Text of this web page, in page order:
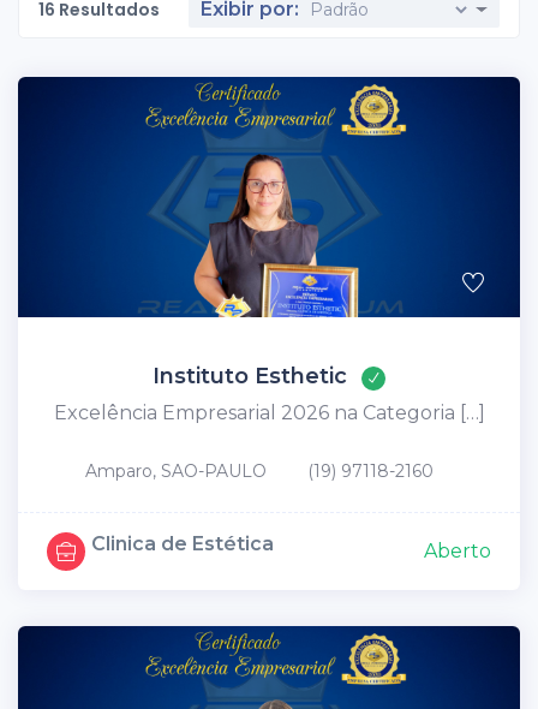
16 Resultados Exibir por:
Instituto Esthetic
Excelência Empresarial 2026 na Categoria […]
Amparo, SAO-PAULO (19) 97118-2160
Clinica de Estética Aberto